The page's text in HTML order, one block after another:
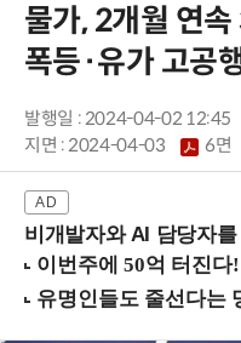
물가, 2개월 연
폭등·유가 고공
발행일 : 2024-04-02 12:45
지면 :2024-04-03 6면
비개발자와 AI 담당자를 위한 하네